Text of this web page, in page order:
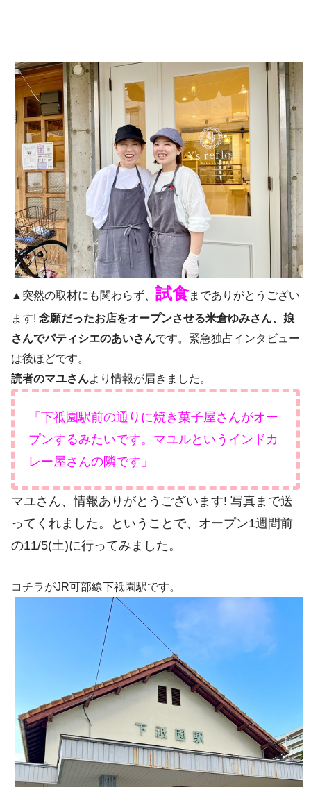
▲突然の取材にも関わらず、 試食までありがとうござい
ます! 念願だったお店をオープンさせる米倉ゆみさん、娘
さんでパティシエのあいさんです。緊急独占インタビュー
は後ほどです。
読者のマユさんより情報が届きました。
「下祗園駅前の通りに焼き菓子屋さんがオー
プンするみたいです。マユルというインドカ
レー屋さんの隣です」
マユさん、情報ありがとうございます! 写真まで送
ってくれました。ということで、オープン1週間前
の11/5(土)に行ってみました。
コチラがJR可部線下祗園駅です。